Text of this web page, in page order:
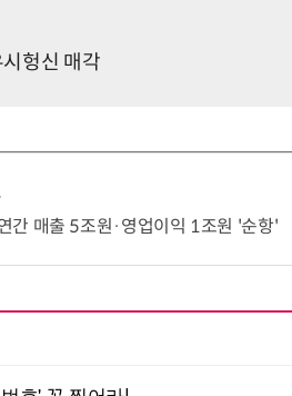
헝신 매각
간 매출 5조원·영업이익 1조원 '순항'